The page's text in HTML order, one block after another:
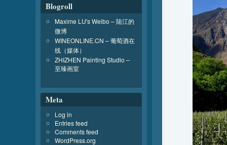
Blogroll
Maxime LU's Weibo – 陆江的
微博
WINEONLINE.CN – 葡萄酒在
线（媒体）
ZHIZHEN Painting Studio –
至臻画室
Meta
Log in
Entries feed
Comments feed
WordPress.org